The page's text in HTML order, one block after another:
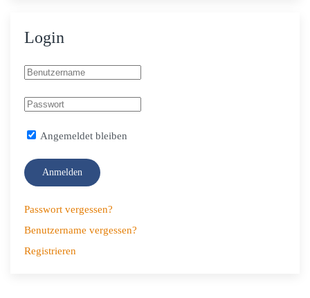
Login
Angemeldet bleiben
Anmelden
Passwort vergessen?
Benutzername vergessen?
Registrieren